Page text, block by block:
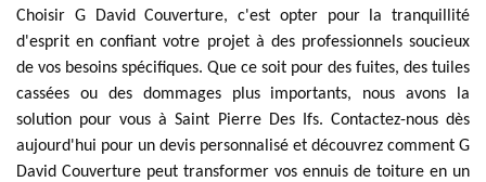
Choisir G David Couverture, c'est opter pour la tranquillité
d'esprit en confiant votre projet à des professionnels soucieux
de vos besoins spécifiques. Que ce soit pour des fuites, des tuiles
cassées ou des dommages plus importants, nous avons la
solution pour vous à Saint Pierre Des Ifs. Contactez-nous dès
aujourd'hui pour un devis personnalisé et découvrez comment G
David Couverture peut transformer vos ennuis de toiture en un